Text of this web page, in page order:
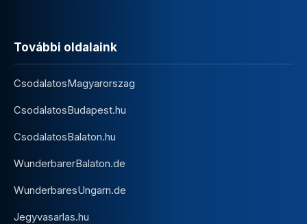
További oldalaink
CsodalatosMagyarorszag
CsodalatosBudapest.hu
CsodalatosBalaton.hu
WunderbarerBalaton.de
WunderbaresUngarn.de
Jegyvasarlas.hu